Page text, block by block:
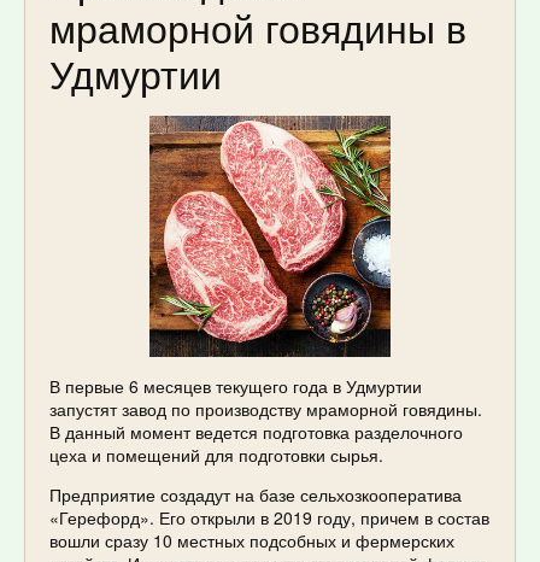
мраморной говядины в
Удмуртии
В первые 6 месяцев текущего года в Удмуртии
запустят завод по производству мраморной говядины.
В данный момент ведется подготовка разделочного
цеха и помещений для подготовки сырья.
Предприятие создадут на базе сельхозкооператива
«Герефорд». Его открыли в 2019 году, причем в состав
вошли сразу 10 местных подсобных и фермерских